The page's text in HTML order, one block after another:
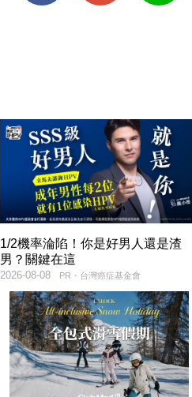
1/2機率淪陷！你是好男人還是渣
男？關鍵在這
PR・台灣癌症基金會
2026-08-08